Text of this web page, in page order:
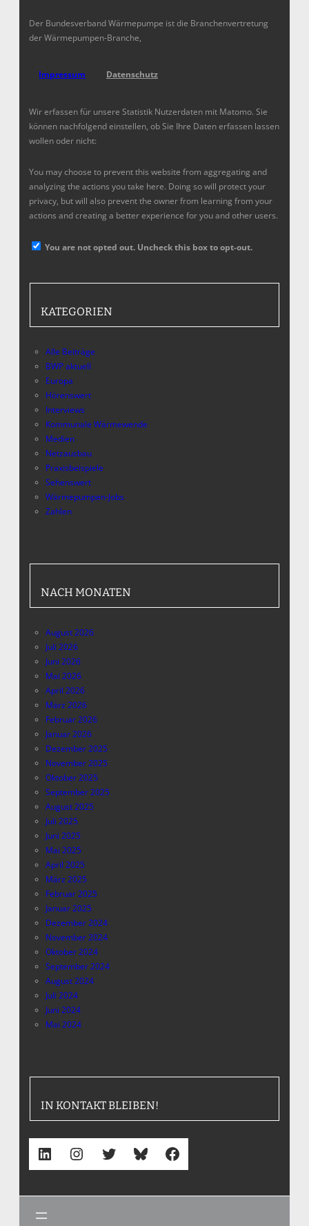
Der Bundesverband Wärmepumpe ist die Branchenvertretung
der Wärmepumpen-Branche,
Impressum Datenschutz
Wir erfassen für unsere Statistik Nutzerdaten mit Matomo. Sie
können nachfolgend einstellen, ob Sie Ihre Daten erfassen lassen
wollen oder nicht:
You may choose to prevent this website from aggregating and
analyzing the actions you take here. Doing so will protect your
privacy, but will also prevent the owner from learning from your
actions and creating a better experience for you and other users.
You are not opted out. Uncheck this box to opt-out.
KATEGORIEN
Alle Beiträge
BWP aktuell
Europa
Hörenswert
Interviews
Kommunale Wärmewende
Medien
Netzausbau
Praxisbeispiele
Sehenswert
Wärmepumpen-Jobs
Zahlen
NACH MONATEN
August 2026
Juli 2026
Juni 2026
Mai 2026
April 2026
März 2026
Februar 2026
Januar 2026
Dezember 2025
November 2025
Oktober 2025
September 2025
August 2025
Juli 2025
Juni 2025
Mai 2025
April 2025
März 2025
Februar 2025
Januar 2025
Dezember 2024
November 2024
Oktober 2024
September 2024
August 2024
Juli 2024
Juni 2024
Mai 2024
IN KONTAKT BLEIBEN!
LinkedIn Instagram Twitter Bluesky Facebook